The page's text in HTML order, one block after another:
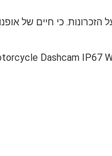
Dashcam IP67